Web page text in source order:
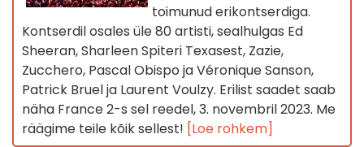
toimunud erikontserdiga.
Kontserdil osales üle 80 artisti, sealhulgas Ed
Sheeran, Sharleen Spiteri Texasest, Zazie,
Zucchero, Pascal Obispo ja Véronique Sanson,
Patrick Bruel ja Laurent Voulzy. Erilist saadet saab
näha France 2-s sel reedel, 3. novembril 2023. Me
räägime teile kõik sellest! [Loe rohkem]